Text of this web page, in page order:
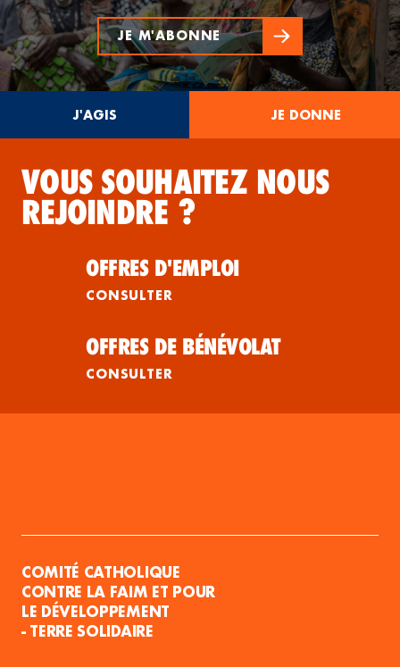
JE M'ABONNE
J'AGIS JE DONNE
VOUS SOUHAITEZ NOUS
REJOINDRE ?
OFFRES D'EMPLOI
CONSULTER
OFFRES DE BÉNÉVOLAT
CONSULTER
COMITÉ CATHOLIQUE
CONTRE LA FAIM ET POUR
LE DÉVELOPPEMENT
- TERRE SOLIDAIRE